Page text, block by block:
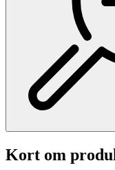
Kort om